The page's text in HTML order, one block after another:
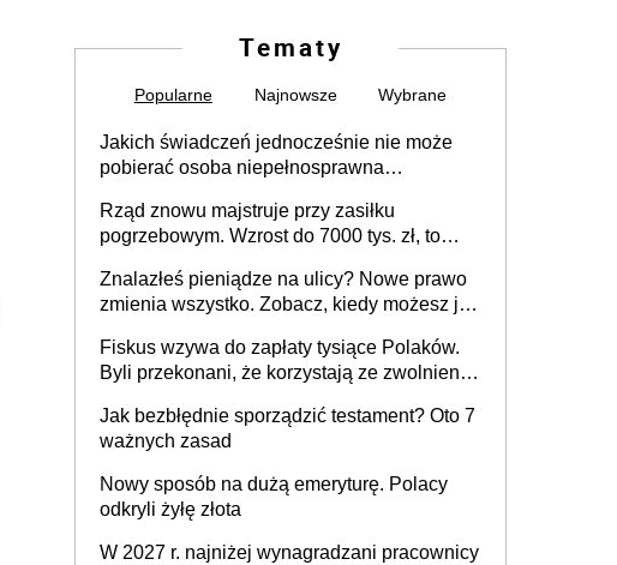
Tematy
Popularne Najnowsze Wybrane
Jakich świadczeń jednocześnie nie może
pobierać osoba niepełnosprawna
Rząd znowu majstruje przy zasiłku
pogrzebowym. Wzrost do 7000 tys. zł, to
Znalazłeś pieniądze na ulicy? Nowe prawo
zmienia wszystko. Zobacz, kiedy możesz je
Fiskus wzywa do zapłaty tysiące Polaków.
Byli przekonani, że korzystają ze zwolnienia
Jak bezbłędnie sporządzić testament? Oto 7
ważnych zasad
Nowy sposób na dużą emeryturę. Polacy
odkryli żyłę złota
W 2027 r. najniżej wynagradzani pracownicy